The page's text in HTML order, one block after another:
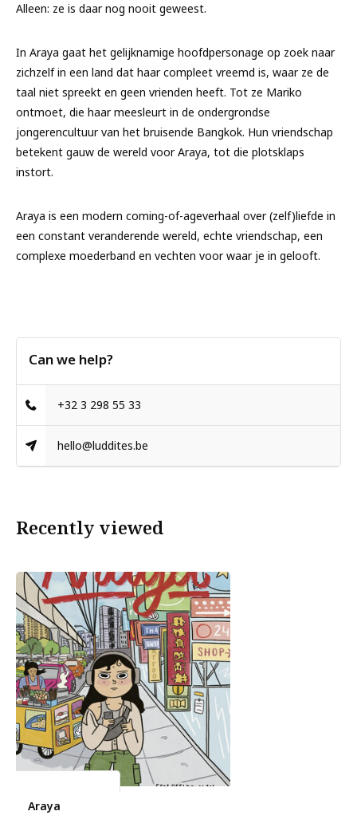
Alleen: ze is daar nog nooit geweest.
In Araya gaat het gelijknamige hoofdpersonage op zoek naar
zichzelf in een land dat haar compleet vreemd is, waar ze de
taal niet spreekt en geen vrienden heeft. Tot ze Mariko
ontmoet, die haar meesleurt in de ondergrondse
jongerencultuur van het bruisende Bangkok. Hun vriendschap
betekent gauw de wereld voor Araya, tot die plotsklaps
instort.
Araya is een modern coming-of-ageverhaal over (zelf)liefde in
een constant veranderende wereld, echte vriendschap, een
complexe moederband en vechten voor waar je in gelooft.
Can we help?
+32 3 298 55 33
hello@luddites.be
Recently viewed
Araya